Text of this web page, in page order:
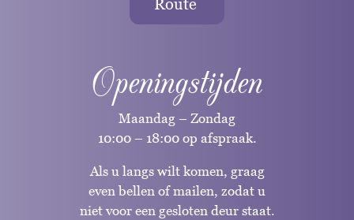
Route
Openingstijden
Maandag – Zondag
10:00 – 18:00 op afspraak.
Als u langs wilt komen, graag
even bellen of mailen, zodat u
niet voor een gesloten deur staat.